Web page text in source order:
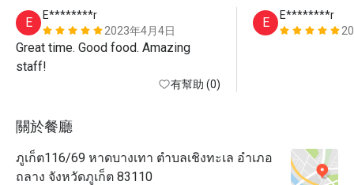
E
E********r
2023年4月4日
Great time. Good food. Amazing
staff!
有幫助 (0)
E
E********r
關於餐廳
ภูเก็ต116/69 หาดบางเทา ตำบลเชิงทะเล อำเภอ
ถลาง จังหวัดภูเก็ต 83110